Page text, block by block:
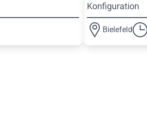
Konfiguration
Bielefeld